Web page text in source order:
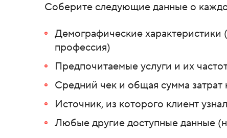
Соберите следующие данные о
Демографические
профессия)
Предпочитаемые услуги и их
Средний чек и общая сумма затрат
Источник, из которого клиент
Любые другие доступные данные